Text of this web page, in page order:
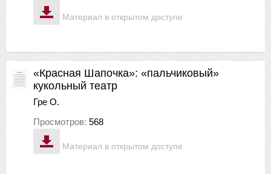
Материал в открытом доступе
Материал в открытом доступе
«Красная Шапочка»: «пальчиковый»
кукольный театр
Гре О.
Просмотров: 568